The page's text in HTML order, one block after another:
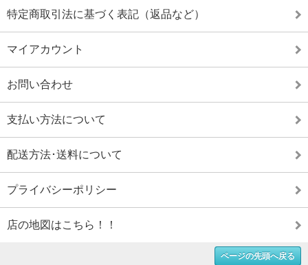
特定商取引法に基づく表記（返品など）
マイアカウント
お問い合わせ
支払い方法について
配送方法･送料について
プライバシーポリシー
店の地図はこちら！！
ページの先頭へ戻る